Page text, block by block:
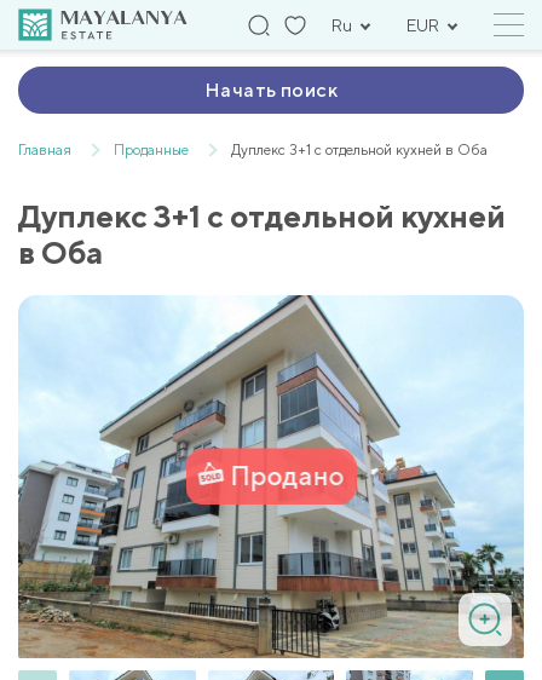
Ru EUR
Начать поиск
Главная Проданные Дуплекс 3+1 с отдельной кухней в Оба
Дуплекс 3+1 с отдельной кухней
в Оба
Продано